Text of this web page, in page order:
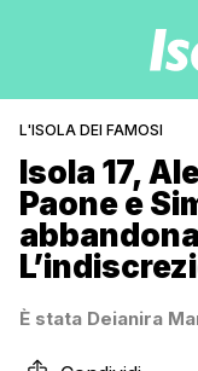
L'ISOLA DEI FAMOSI
Isola 17,
Paone e
È stata Deianira